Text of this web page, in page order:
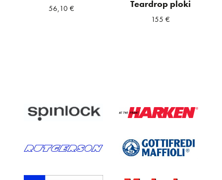
56,10€
Teardrop ploki
155 €